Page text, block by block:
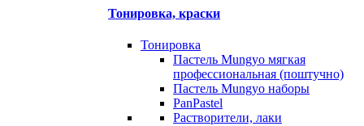
Тонировка, краски
Тонировка
Пастель Mungyo мягкая
профессиональная (поштучно)
Пастель Mungyo наборы
PanPastel
Растворители, лаки